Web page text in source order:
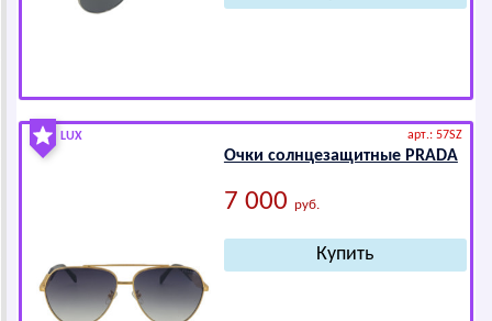
LUX арт.: 57SZ
Очки солнцезащитные РRАDА
7 000 руб.